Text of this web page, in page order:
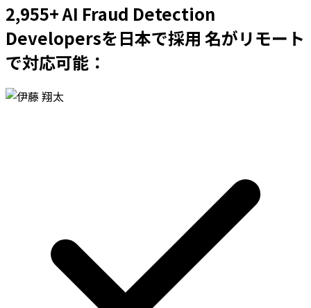
2,955+ AI Fraud Detection
Developersを日本で採用 名がリモート
で対応可能：